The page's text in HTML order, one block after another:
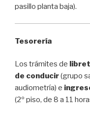
pasillo planta baja).
Tesorería
Los trámites de
de conducir(grupo
audiometría) e
(2º piso, de 8 a 11